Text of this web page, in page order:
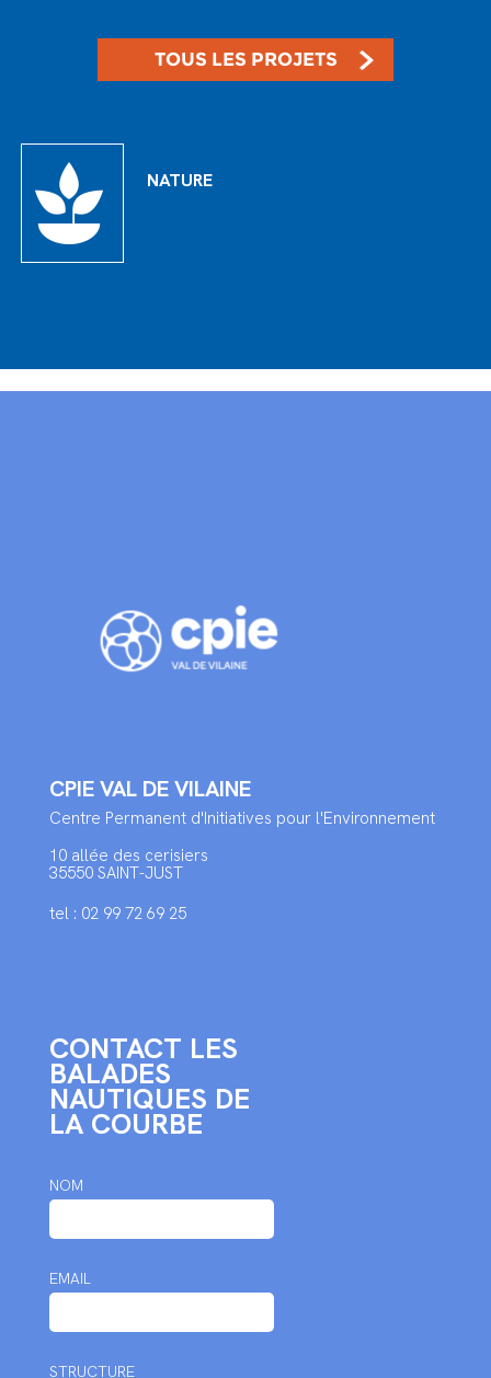
TOUS LES PROJETS
NATURE
CPIE VAL DE VILAINE
Centre Permanent d'Initiatives pour l'Environnement
10 allée des cerisiers
35550 SAINT-JUST
tel : 02 99 72 69 25
CONTACT LES
BALADES
NAUTIQUES DE
LA COURBE
NOM
EMAIL
STRUCTURE